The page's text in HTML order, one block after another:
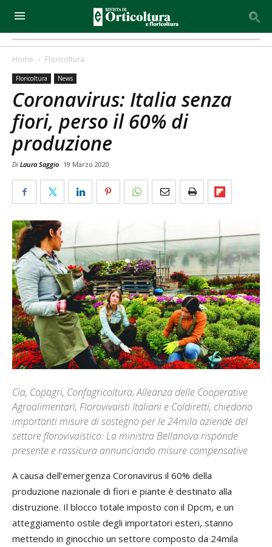
Home Floricoltura
Floricoltura News
Coronavirus: Italia senza
fiori, perso il 60% di
produzione
Di Laura Saggio 19 Marzo 2020
Cia, Copagri, Confagricoltura, Alleanza delle Cooperative
Agroalimentari, Florovivaisti Italiani e Coldiretti, chiedono
importanti misure di sostegno per le 24mila aziende del
settore florovivaistico. La ministra Bellanova risponde
presente e rassicura annunciando misure compensative
A causa dell’emergenza Coronavirus il 60% della
produzione nazionale di fiori e piante è destinato alla
distruzione. Il blocco totale imposto con il Dpcm, e un
atteggiamento ostile degli importatori esteri, stanno
mettendo in ginocchio un settore composto da 24mila